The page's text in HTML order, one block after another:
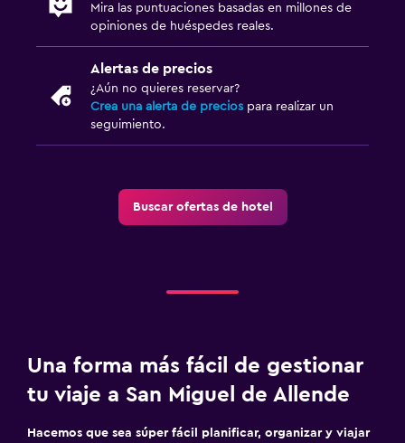
Mira las puntuaciones basadas en millones de
opiniones de huéspedes reales.
Alertas de precios
¿Aún no quieres reservar?
Crea una alerta de precios para realizar un
seguimiento.
Buscar ofertas de hotel
Una forma más fácil de gestionar
tu viaje a San Miguel de Allende
Hacemos que sea súper fácil planificar, organizar y viajar